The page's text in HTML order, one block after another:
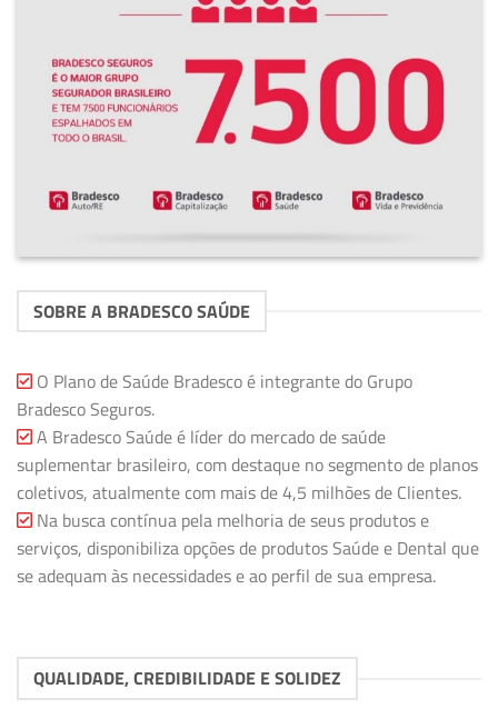
SOBRE A BRADESCO SAÚDE
O Plano de Saúde Bradesco é integrante do Grupo
Bradesco Seguros.
A Bradesco Saúde é líder do mercado de saúde
suplementar brasileiro, com destaque no segmento de planos
coletivos, atualmente com mais de 4,5 milhões de Clientes.
Na busca contínua pela melhoria de seus produtos e
serviços, disponibiliza opções de produtos Saúde e Dental que
se adequam às necessidades e ao perfil de sua empresa.
QUALIDADE, CREDIBILIDADE E SOLIDEZ